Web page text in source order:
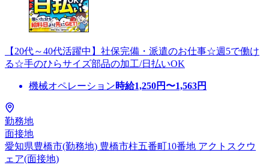
【20代～40代活躍中】社保完備・派遣のお仕事☆週5で働け
る☆手のひらサイズ部品の加工/日払いOK
機械オペレーション時給1,250円〜1,563円
勤務地
面接地
愛知県豊橋市(勤務地) 豊橋市柱五番町10番地 アクトスクウ
ェア(面接地)